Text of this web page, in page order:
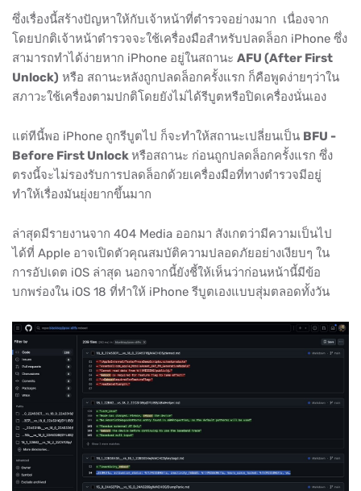
ซึ่งเรื่องนี้สร้างปัญหาให้กับเจ้าหน้าที่ตำรวจอย่างมาก เนื่องจาก
โดยปกติเจ้าหน้าตำรวจจะใช้เครื่องมือสำหรับปลดล็อก iPhone ซึ่ง
สามารถทำได้ง่ายหาก iPhone อยู่ในสถานะ AFU (After First
Unlock) หรือ สถานะหลังถูกปลดล็อกครั้งแรก ก็คือพูดง่ายๆว่าใน
สภาวะใช้เครื่องตามปกติโดยยังไม่ได้รีบูตหรือปิดเครื่องนั่นเอง
แต่ทีนี้พอ iPhone ถูกรีบูตไป ก็จะทำให้สถานะเปลี่ยนเป็น BFU -
Before First Unlockหรือสถานะ ก่อนถูกปลดล็อกครั้งแรก ซึ่ง
ตรงนี้จะไม่รองรับการปลดล็อกด้วยเครื่องมือที่ทางตำรวจมีอยู่
ทำให้เรื่องมันยุ่งยากขึ้นมาก
ล่าสุดมีรายงานจาก 404 Media ออกมา สังเกตว่ามีความเป็นไป
ได้ที่ Apple อาจเปิดตัวคุณสมบัติความปลอดภัยอย่างเงียบๆ ใน
การอัปเดต iOS ล่าสุด นอกจากนี้ยังชี้ให้เห็นว่าก่อนหน้านี้มีข้อ
บกพร่องใน iOS 18 ที่ทำให้ iPhone รีบูตเองแบบสุ่มตลอดทั้งวัน